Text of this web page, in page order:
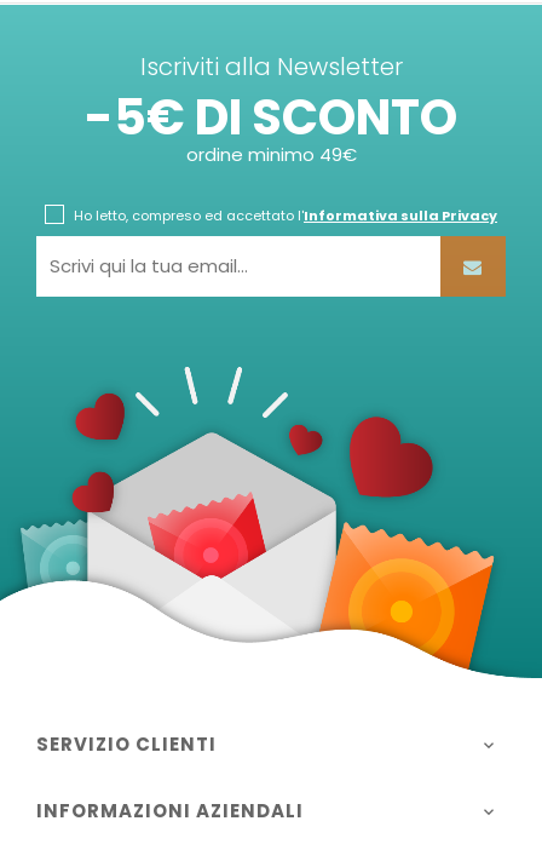
Iscriviti alla Newsletter
-5€ DI SCONTO
ordine minimo 49€
Ho letto, compreso ed accettato l'Informativa sulla Privacy
SERVIZIO CLIENTI 
INFORMAZIONI AZIENDALI 